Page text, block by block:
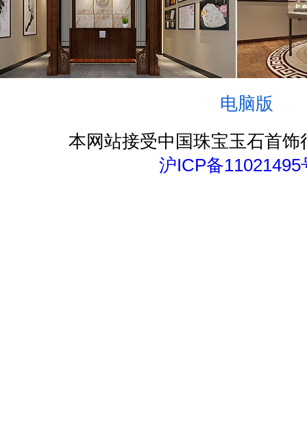
电脑版
本网站接受中国珠宝玉石首饰
沪ICP备11021495